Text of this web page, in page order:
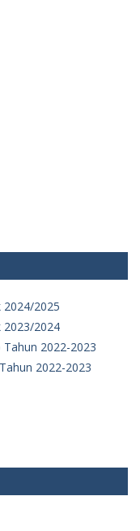
2024/2025
2023/2024
2022-2023
2022-2023